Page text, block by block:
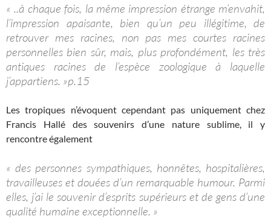
« ..à chaque fois, la même impression étrange m’envahit,
l’impression apaisante, bien qu’un peu illégitime, de
retrouver mes racines, non pas mes courtes racines
personnelles bien sûr, mais, plus profondément, les très
antiques racines de l’espèce zoologique à laquelle
j’appartiens. »p.15
Les tropiques n’évoquent cependant pas uniquement chez
Francis Hallé des souvenirs d’une nature sublime, il y
rencontre également
« des personnes sympathiques, honnêtes, hospitalières,
travailleuses et douées d’un remarquable humour. Parmi
elles, j’ai le souvenir d’esprits supérieurs et de gens d’une
qualité humaine exceptionnelle. »